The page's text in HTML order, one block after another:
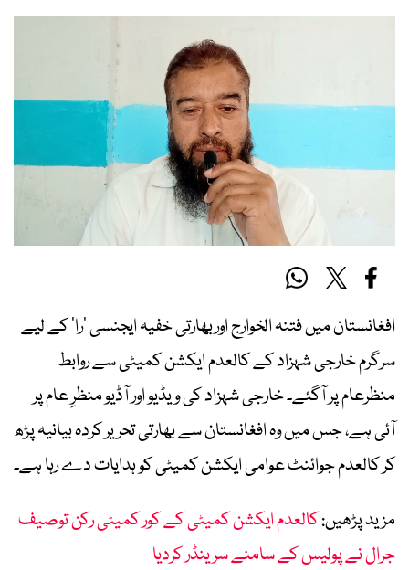
افغانستان میں فتنہ الخوارج اوربھارتی خفیہ ایجنسی ’را‘ کے لیے
سرگرم خارجی شہزاد کے کالعدم ایکشن کمیٹی سے روابط
منظرعام پر آگئے۔ خارجی شہزاد کی ویڈیو اور آڈیو منظرِ عام پر
آئی ہے، جس میں وہ افغانستان سے بھارتی تحریر کردہ بیانیہ پڑھ
کر کالعدم جوائنٹ عوامی ایکشن کمیٹی کو ہدایات دے رہا ہے۔
مزید پڑھیں:کالعدم ایکشن کمیٹی کے کور کمیٹی رکن توصیف
جرال نے پولیس کے سامنے سرینڈر کردیا